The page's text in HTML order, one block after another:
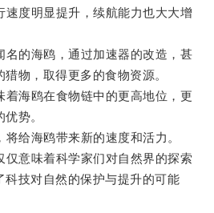
度明显提升，续航能力也大大增
的海鸥，通过加速器的改造，甚
物，取得更多的食物资源。
海鸥在食物链中的更高地位，更
势。
给海鸥带来新的速度和活力。
意味着科学家们对自然界的探索
科技对自然的保护与提升的可能